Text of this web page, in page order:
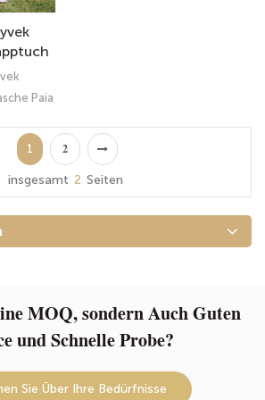
Paia
1 2
insgesamt 2 Seiten
MOQ, sondern Auch Guten
und Schnelle Probe?
Sie Über Ihre Bedürfnisse